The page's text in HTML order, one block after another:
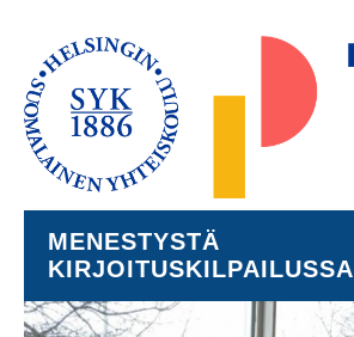
MENESTYSTÄ
KIRJOITUSKILPAILUSSA